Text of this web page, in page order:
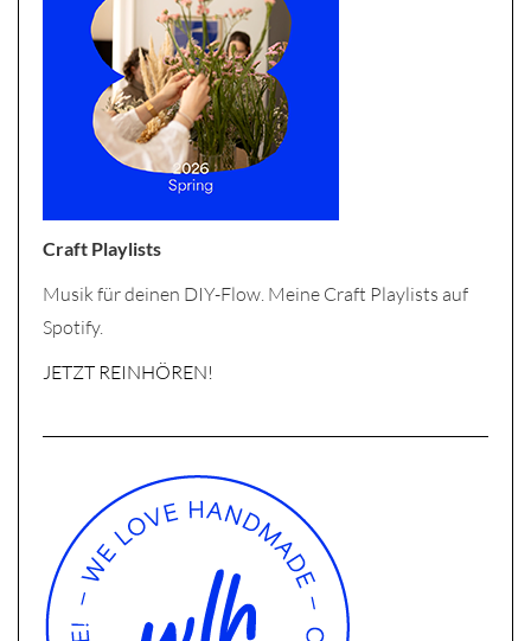
Craft Playlists
Musik für deinen DIY-Flow. Meine Craft Playlists auf
Spotify.
JETZT REINHÖREN!